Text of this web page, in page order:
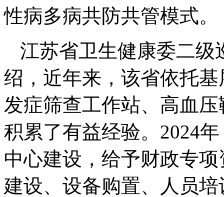
性病多病共防共管模式。
江苏省卫生健康委二级
绍，近年来，该省依托
发症筛查工作站、高血
积累了有益经验。2024
中心建设，给予财政专
建设、设备购置、人员